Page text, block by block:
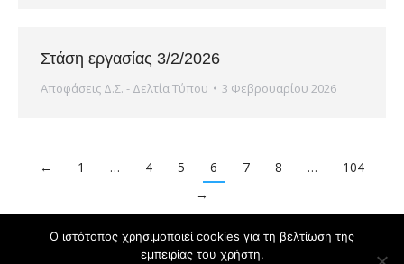
Στάση εργασίας 3/2/2026
Αποφάσεις Δ.Σ. - Δελτία Τύπου 3 Φεβρουαρίου 2026
← 1 … 4 5 6 7 8 …
104
→
Ο ιστότοπος χρησιμοποιεί cookies για τη βελτίωση της
εμπειρίας του χρήστη.